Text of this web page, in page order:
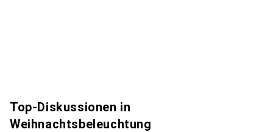
Top-Diskussionen in
Weihnachtsbeleuchtung